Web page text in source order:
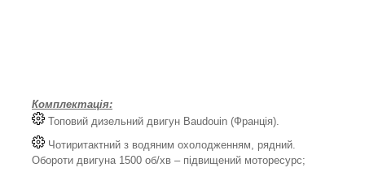
Комплектація:
Топовий дизельний двигун Baudouin (Франція).
Чотиритактний з водяним охолодженням, рядний.
Обороти двигуна 1500 об/хв – підвищений моторесурс;